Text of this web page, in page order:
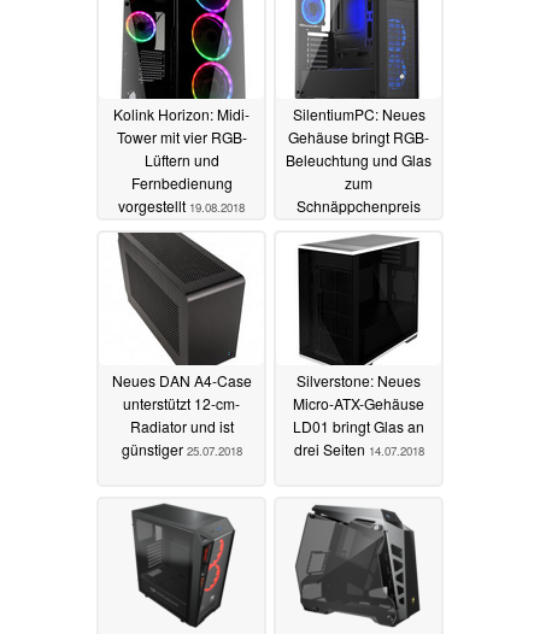
Kolink Horizon: Midi-
Tower mit vier RGB-
Lüftern und
Fernbedienung
vorgestellt 19.08.2018
SilentiumPC: Neues
Gehäuse bringt RGB-
Beleuchtung und Glas
zum
Schnäppchenpreis
Neues DAN A4-Case
unterstützt 12-cm-
Radiator und ist
günstiger 25.07.2018
Silverstone: Neues
Micro-ATX-Gehäuse
LD01 bringt Glas an
drei Seiten 14.07.2018